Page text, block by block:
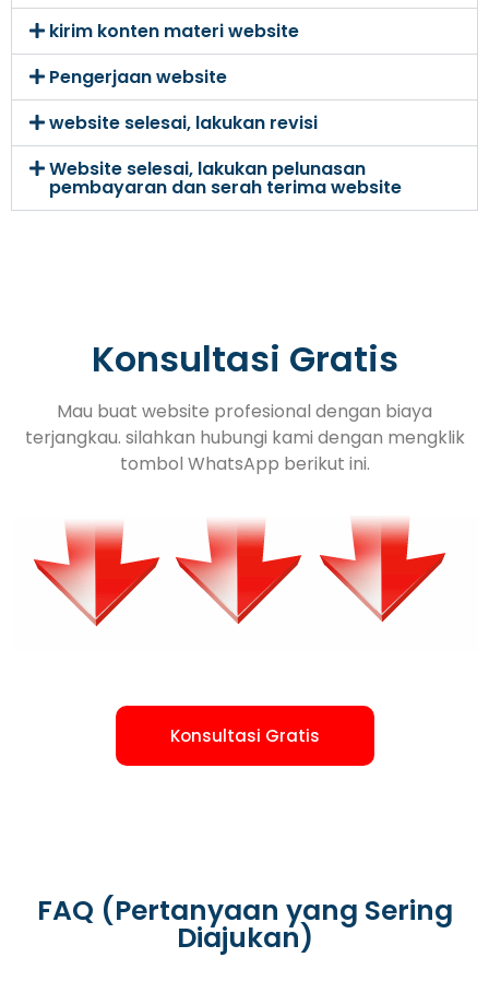
kirim konten materi website
Pengerjaan website
website selesai, lakukan revisi
Website selesai, lakukan pelunasan
pembayaran dan serah terima website
Konsultasi Gratis
Mau buat website profesional dengan biaya
terjangkau. silahkan hubungi kami dengan mengklik
tombol WhatsApp berikut ini.
Konsultasi Gratis
FAQ (Pertanyaan yang Sering
Diajukan)